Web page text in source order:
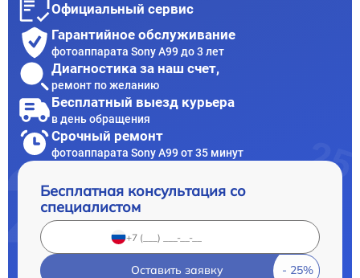
Официальный сервис
Гарантийное обслуживание
фотоаппарата Sony A99 до 3 лет
Диагностика за наш счет,
ремонт по желанию
Бесплатный выезд курьера
в день обращения
Срочный ремонт
фотоаппарата Sony A99 от 35 минут
Бесплатная консультация со
специалистом
Оставить заявку